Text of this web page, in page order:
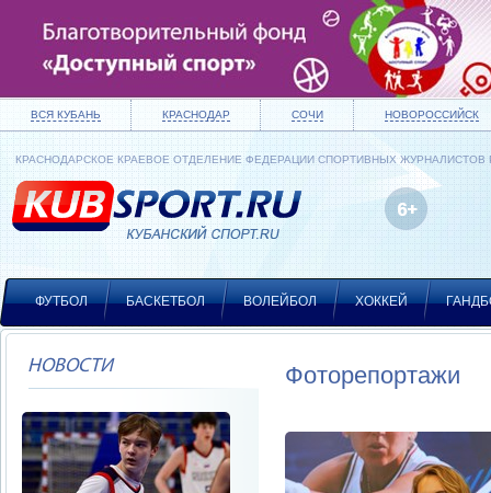
ВСЯ КУБАНЬ КРАСНОДАР СОЧИ НОВОРОССИЙСК
КРАСНОДАРСКОЕ КРАЕВОЕ ОТДЕЛЕНИЕ ФЕДЕРАЦИИ СПОРТИВНЫХ ЖУРНАЛИСТОВ
ФУТБОЛ БАСКЕТБОЛ ВОЛЕЙБОЛ ХОККЕЙ
НОВОСТИ Фоторепортажи